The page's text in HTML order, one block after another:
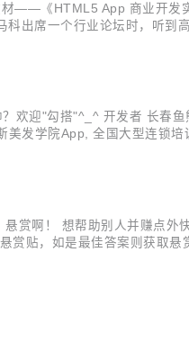
——《HTML5 App 商业开发
出席一个行业论坛时，听
欢迎"勾搭"^_^ 开发者 长春
发学院App, 全国大型连锁
赏啊！ 想帮助别人并赚点
贴，如是最佳答案则获取